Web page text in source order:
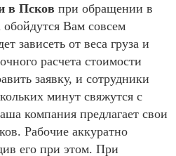
в Псков при обращении в
Вам совсем
зависеть от веса груза и
расчета стоимости
заявку, и сотрудники
минут свяжутся с
компания предлагает свои
Рабочие аккуратно
его при этом. При